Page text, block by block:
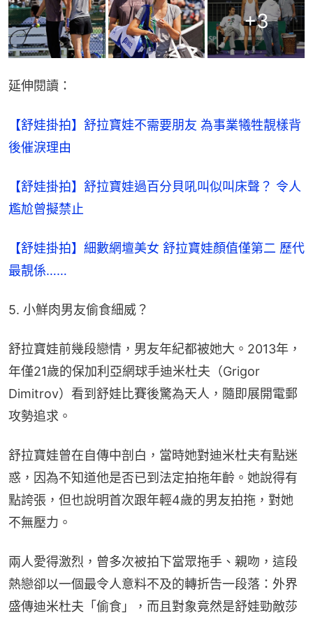
+3
延伸閱讀：
【舒娃掛拍】舒拉寶娃不需要朋友 為事業犧牲靚樣背
後催淚理由
【舒娃掛拍】舒拉寶娃過百分貝吼叫似叫床聲？ 令人
尷尬曾擬禁止
【舒娃掛拍】細數網壇美女 舒拉寶娃顏值僅第二 歷代
最靚係……
5. 小鮮肉男友偷食細威？
舒拉寶娃前幾段戀情，男友年紀都被她大。2013年，
年僅21歲的保加利亞網球手迪米杜夫（Grigor
Dimitrov）看到舒娃比賽後驚為天人，隨即展開電郵
攻勢追求。
舒拉寶娃曾在自傳中剖白，當時她對迪米杜夫有點迷
惑，因為不知道他是否已到法定拍拖年齡。她說得有
點誇張，但也說明首次跟年輕4歲的男友拍拖，對她
不無壓力。
兩人愛得激烈，曾多次被拍下當眾拖手、親吻，這段
熱戀卻以一個最令人意料不及的轉折告一段落：外界
盛傳迪米杜夫「偷食」，而且對象竟然是舒娃勁敵莎